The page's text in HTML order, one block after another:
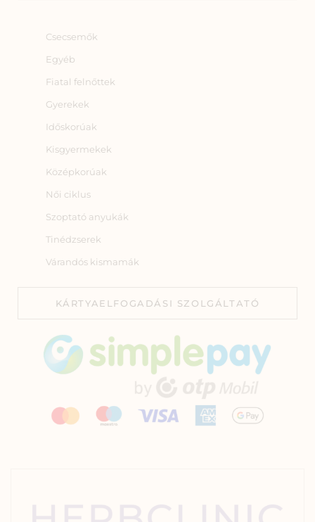
Csecsemők
Egyéb
Fiatal felnőttek
Gyerekek
Időskorúak
Kisgyermekek
Középkorúak
Női ciklus
Szoptató anyukák
Tinédzserek
Várandós kismamák
KÁRTYAELFOGADÁSI SZOLGÁLTATÓ